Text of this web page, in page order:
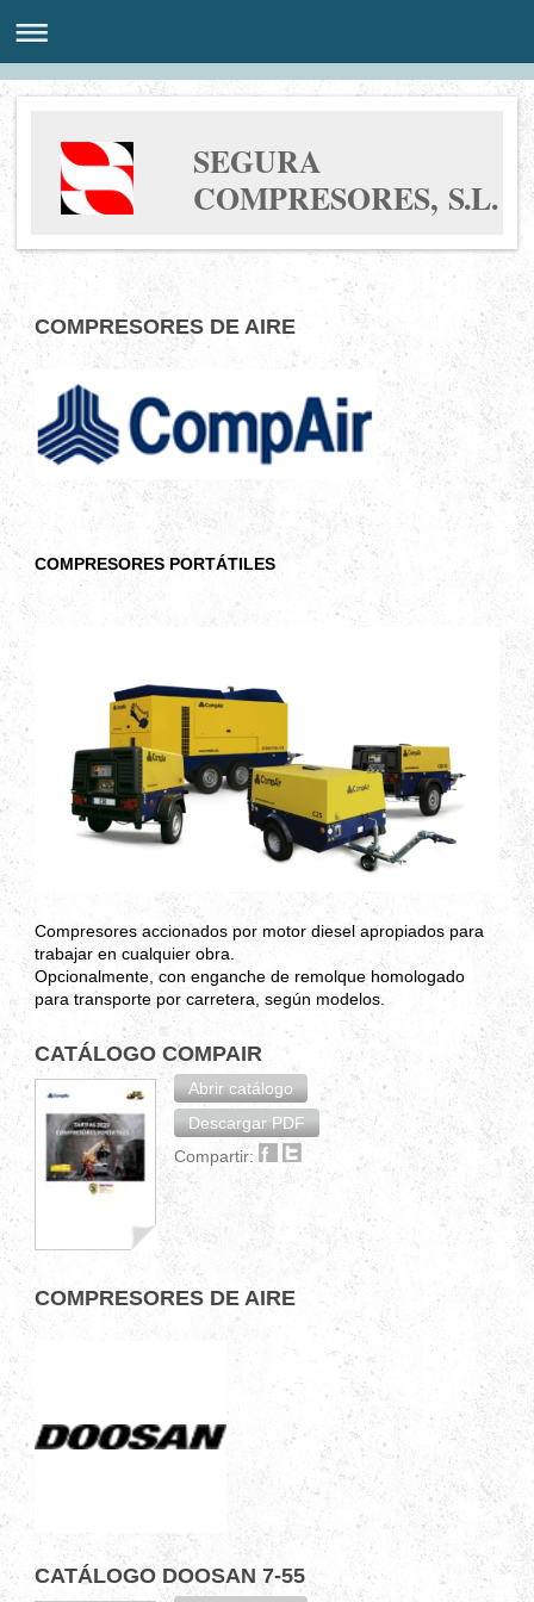
SEGURA
COMPRESORES, S.L.
COMPRESORES DE AIRE
COMPRESORES PORTÁTILES
Compresores accionados por motor diesel apropiados para
trabajar en cualquier obra.
Opcionalmente, con enganche de remolque homologado
para transporte por carretera, según modelos.
CATÁLOGO COMPAIR
Abrir catálogo
Descargar PDF
Compartir:
COMPRESORES DE AIRE
CATÁLOGO DOOSAN 7-55